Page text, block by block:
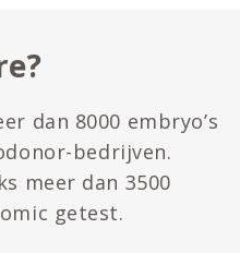
dan 8000 embryo’s
bedrijven.
meer dan 3500
getest.